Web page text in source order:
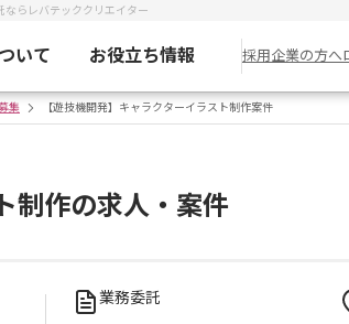
ならレバテッククリエイター
いて お役立ち情報 採用企業の方へ
集 【遊技機開発】キャラクターイラスト制作案件
制作の求人・案件
業務委託